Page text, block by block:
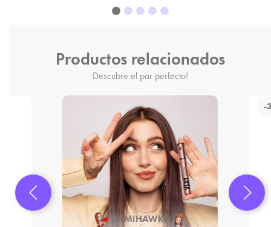
Productos relacionados
Descubre el par perfecto!
CAMIHAWKE
-